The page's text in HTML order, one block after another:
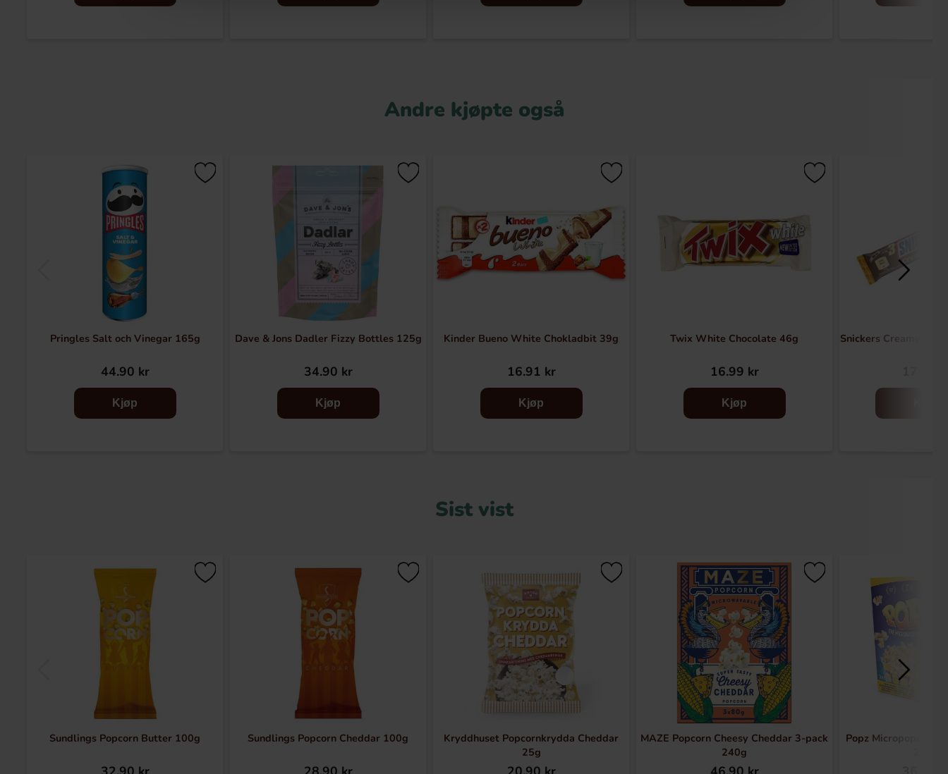
Andre kjøpte også
Pringles Salt och Vinegar 165g
44.90 kr
Kjøp
Dave & Jons Dadler Fizzy Bottles 125g
34.90 kr
Kjøp
Kinder Bueno White Chokladbit 39g
16.91 kr
Kjøp
Twix White Chocolate 46g
16.99 kr
Kjøp
Snickers Creamy
Sist vist
Sundlings Popcorn Butter 100g Sundlings Popcorn Cheddar 100g
Kryddhuset Popcornkrydda Cheddar
25g
MAZE Popcorn Cheesy Cheddar 3-pack
240g
Popz Micropopcorn